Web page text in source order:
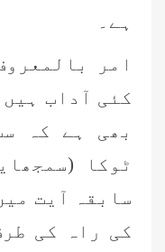
ہے۔
امر
کئی آداب
بھی ہے کہ
ٹوکا
سابقہ آیت
کی راہ کی